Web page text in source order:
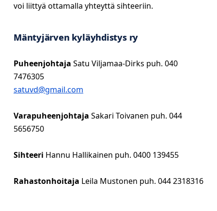
voi liittyä ottamalla yhteyttä sihteeriin.
Mäntyjärven kyläyhdistys ry
Puheenjohtaja Satu Viljamaa-Dirks puh. 040
7476305
satuvd@gmail.com
Varapuheenjohtaja Sakari Toivanen puh. 044
5656750
Sihteeri Hannu Hallikainen puh. 0400 139455
Rahastonhoitaja Leila Mustonen puh. 044 2318316